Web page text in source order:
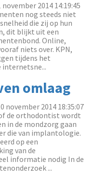
2014 14:19:45
nog steeds niet
die zij op hun
dit blijkt uit een
Online,
niets over. KPN,
tijdens het
internetsne...
omlaag
november 2014 18:35:07
de orthodontist wordt
in de mondzorg gaan
die van implantologie.
op een
van de
informatie nodig In de
...